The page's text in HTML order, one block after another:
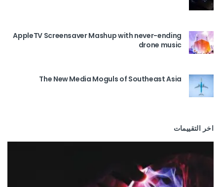
AppleTV Screensaver Mashup with never-ending
drone music
The New Media Moguls of Southeast Asia
اخر التقييمات